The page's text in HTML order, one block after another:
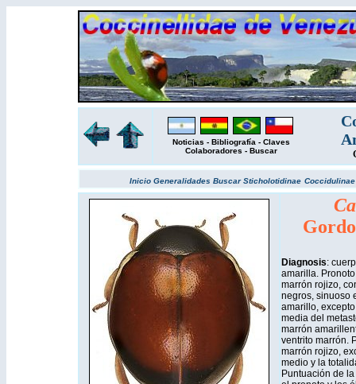
Noticias - Bibliografía - Claves
Colaboradores - Buscar
Inicio Generalidades BuscarSticholotidinae
Diagnosis:
amarilla.
marrón rojizo,
negros, sinuoso
amarillo,
media del
marrón
ventrito marrón.
marrón rojizo,
medio y la
Puntuación de